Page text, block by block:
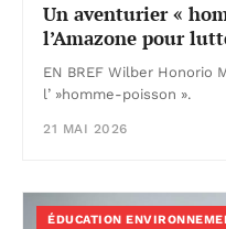
Un aventurier «
l’Amazone pour
EN BREF Wilber Honorio
l’ »homme-poisson ».
21 MAI 2026
ÉDUCATION